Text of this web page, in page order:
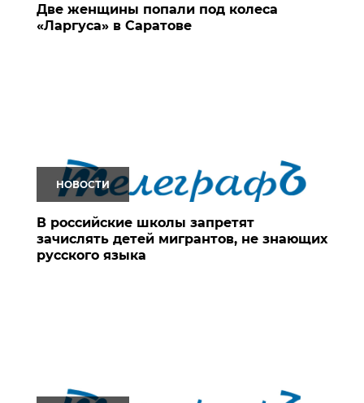
Две женщины попали под колеса
«Ларгуса» в Саратове
НОВОСТИ
В российские школы запретят
зачислять детей мигрантов, не знающих
русского языка